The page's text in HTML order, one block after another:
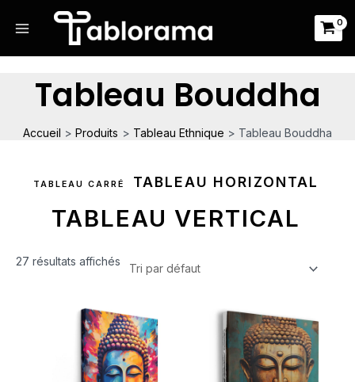
Tableau Bouddha
Accueil Produits Tableau Ethnique Tableau Bouddha
TABLEAU CARRÉ TABLEAU HORIZONTAL
TABLEAU VERTICAL
27 résultats affichés
de
prix :
14.90€
à
219.90€
de
prix :
39.90€
à
199.90€